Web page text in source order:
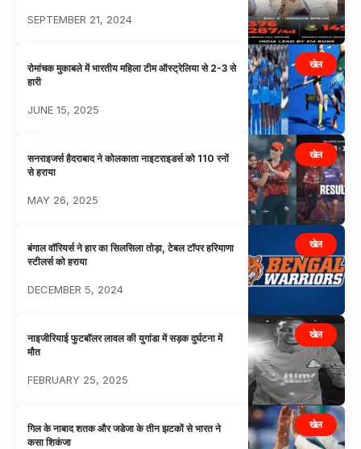
SEPTEMBER 21, 2024
खेल
रोमांचक मुकाबले में भारतीय महिला टीम ऑस्ट्रेलिया से 2-3 से
हारी
JUNE 15, 2025
खेल
सनराइजर्स हैदराबाद ने कोलकाता नाइटराइडर्स को 110 रनों
से हराया
MAY 26, 2025
खेल
बंगाल वॉरियर्स ने हार का सिलसिला तोड़ा, टेबल टॉपर हरियाणा
स्टीलर्स को हराया
DECEMBER 5, 2024
खेल
नाइजीरियाई फुटबॉलर लावल की युगांडा में सड़क दुर्घटना में
मौत
FEBRUARY 25, 2025
खेल
गिल के नाबाद शतक और जडेजा के तीन झटकों से भारत ने
कसा शिकंजा